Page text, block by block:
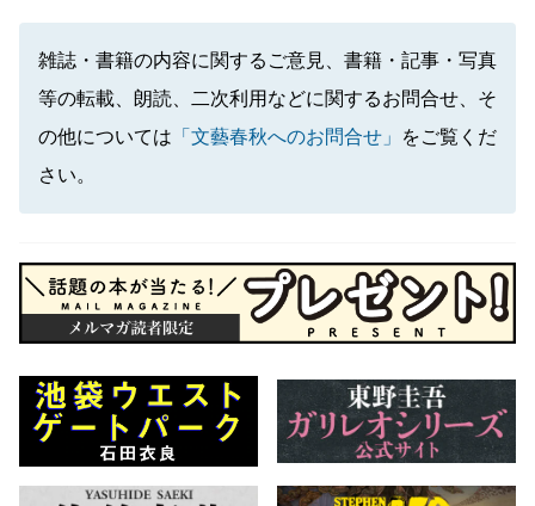
雑誌・書籍の内容に関するご意見、書籍・記事・写真
等の転載、朗読、二次利用などに関するお問合せ、そ
の他については 「文藝春秋へのお問合せ」
をご覧くだ
さい。